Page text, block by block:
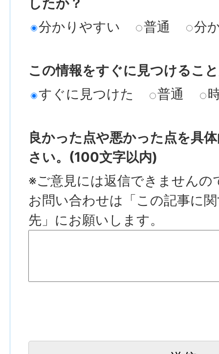
分かりやすい
普通 分
この情報をすぐに見つけるこ
すぐに見つけた
普通
良かった点や悪かった点を具
さい。(100文字以内)
※ご意見には返信できませんの
お問い合わせは「この記事に
先」にお願いします。